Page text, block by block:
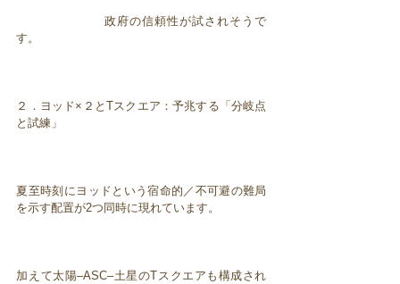
政府の信頼性が試されそうで
す。
２．ヨッド×２とTスクエア：予兆する「分岐点
と試練」
夏至時刻にヨッドという宿命的／不可避の難局
を示す配置が2つ同時に現れています。
加えて太陽–ASC–土星のTスクエアも構成され